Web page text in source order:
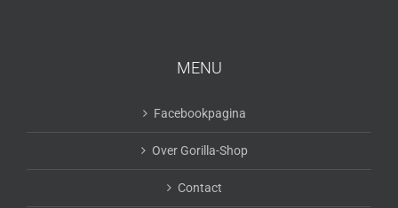
MENU
Facebookpagina
Over Gorilla-Shop
Contact